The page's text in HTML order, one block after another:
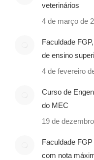
veterinários
4 de março de
Faculdade
de ensino
4 de fevereiro
Curso de
do MEC
19 de
Faculdade
com nota